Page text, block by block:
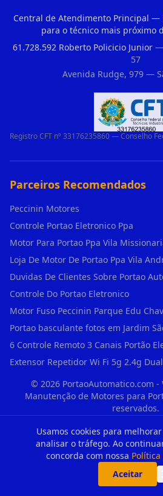
Usamos cookies para
analisar o tráfego. Ao
concorda com nossa
Aceitar
Central de Atendimento Principal —
para o técnico mais próximo
61.728.592 Roberto Policicio Junior—
57
Avenida Rudge, 979 —
Registro CFT nº 33176235860 — Conselho
Parceiros Recomendados
Peccinin Motores
Controle Portao Eletronico Ppa
Motor Para Portao Ppa Vila
Loja De Motor De Portao Ppa Vila
Controle Do Portao Eletronico
Motor Fuso Peccinin Parque Edu
Portao basculante fotos em Jardim
© 2026PortaoAutomatico.com -
Manutenção de Motores para
reservados.
Como participante do Programa de
links de anúncios identificados que
concluídas. Os preços e a disponibilidade
apenas referências baseadas na data de
alterações em tempo real direto